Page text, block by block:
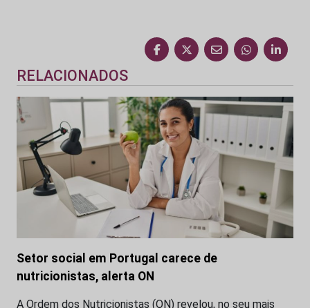
RELACIONADOS
Setor social em Portugal carece de
nutricionistas, alerta ON
A Ordem dos Nutricionistas (ON) revelou, no seu mais